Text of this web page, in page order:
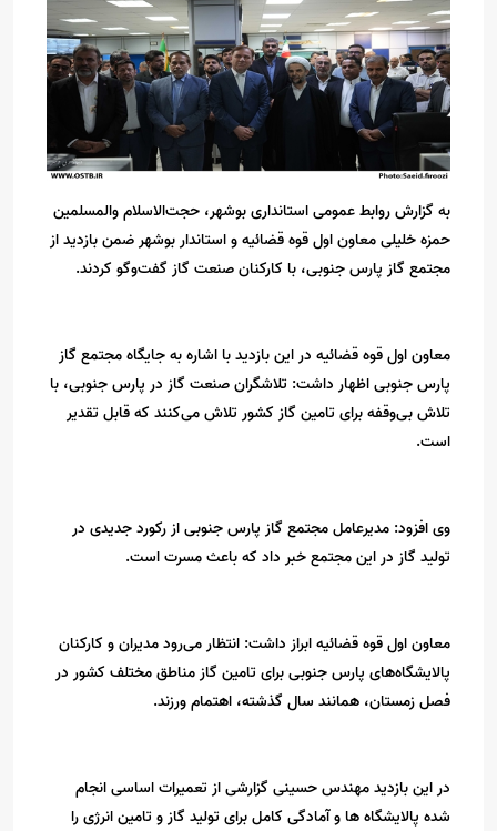
به گزارش روابط عمومی استانداری بوشهر، حجت‌الاسلام والمسلمین
حمزه خلیلی معاون اول قوه قضائیه و استاندار بوشهر ضمن بازدید از
مجتمع گاز پارس جنوبی، با کارکنان صنعت گاز گفت‌وگو کردند.
معاون اول قوه قضائیه در این بازدید با اشاره به جایگاه مجتمع گاز
پارس جنوبی اظهار داشت: تلاشگران صنعت گاز در پارس جنوبی، با
تلاش بی‌وقفه برای تامین گاز کشور تلاش می‌کنند که قابل تقدیر
است.
وی افزود: مدیرعامل مجتمع گاز پارس جنوبی از رکورد جدیدی در
تولید گاز در این مجتمع خبر داد که باعث مسرت است.
معاون اول قوه قضائیه ابراز داشت: انتظار می‌رود مدیران و کارکنان
پالایشگاه‌های پارس جنوبی برای تامین گاز مناطق مختلف کشور در
فصل زمستان، همانند سال گذشته، اهتمام ورزند.
در این بازدید مهندس حسینی گزارشی از تعمیرات اساسی انجام
شده پالایشگاه ها و آمادگی کامل برای تولید گاز و تامین انرژی را